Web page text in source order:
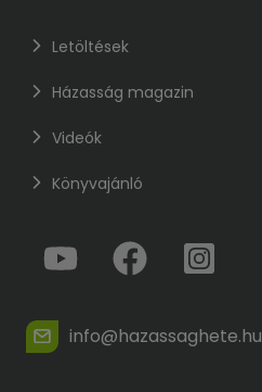
Letöltések
Házasság magazin
Videók
Könyvajánló
info@hazassaghete.hu